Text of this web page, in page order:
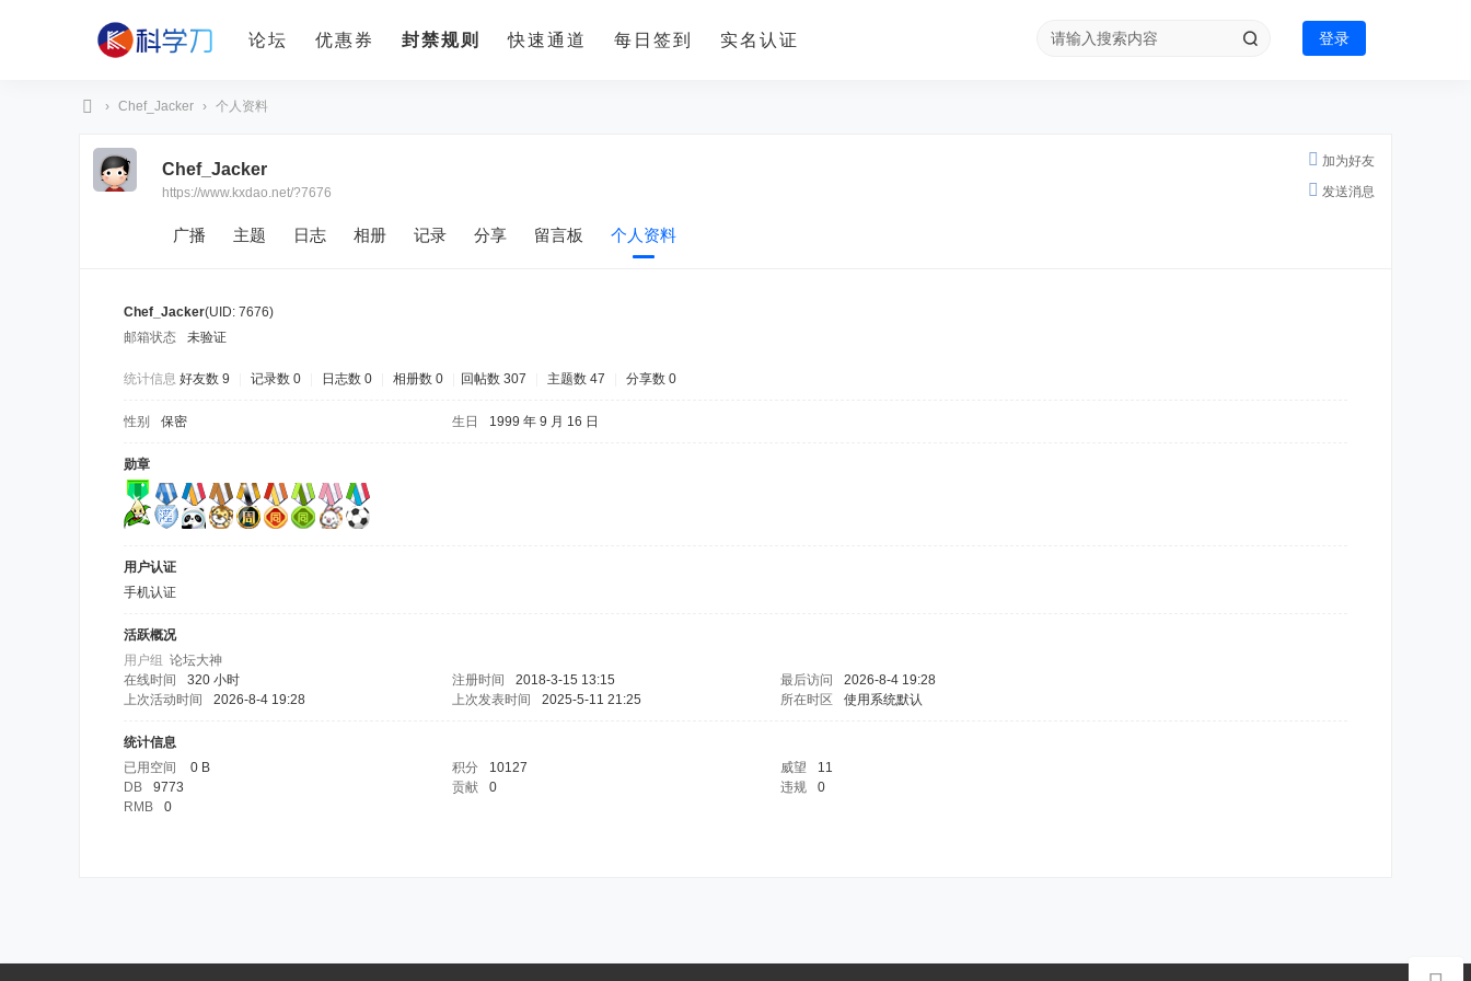
论坛 优惠券 封禁规则 快速通道 每日签到 实名认证 登录
› Chef_Jacker › 个人资料
加为好友
发送消息
Chef_Jacker
https://www.kxdao.net/?7676
广播 主题 日志 相册 记录 分享 留言板 个人资料
Chef_Jacker(UID: 7676)
邮箱状态
未验证
统计信息 好友数 9 记录数 0 日志数 0 相册数 0 回帖数 307 主题数 47 分享数 0
性别 保密 生日 1999 年 9 月 16 日
勋章
用户认证
手机认证
活跃概况
用户组 论坛大神
在线时间
320 小时 注册时间 2018-3-15 13:15 最后访问
2026-8-4 19:28
上次活动时间
2026-8-4 19:28 上次发表时间 2025-5-11 21:25 所在时区 使用系统默认
统计信息
已用空间
0 B 积分 10127 威望
11
DB
9773 贡献 0 违规
0
RMB
0